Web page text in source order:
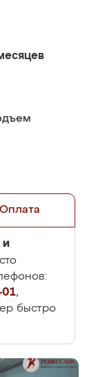
Оплата
и
01,
быстро